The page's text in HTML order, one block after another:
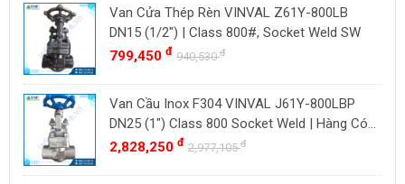
YOSHITAKE
KITZ
DK VALVE
TIGER
HD FIRE
ETM
TAMAKI
Van Cửa Thép Rèn VINVAL Z61Y-800LB
DN15 (1/2") | Class 800#, Socket Weld SW
799,450 đ 940,530đ
Van Cầu Inox F304 VINVAL J61Y-800LBP
DN25 (1") Class 800 Socket Weld | Hàng Có
Sẵn
2,828,250 đ 2,977,105đ